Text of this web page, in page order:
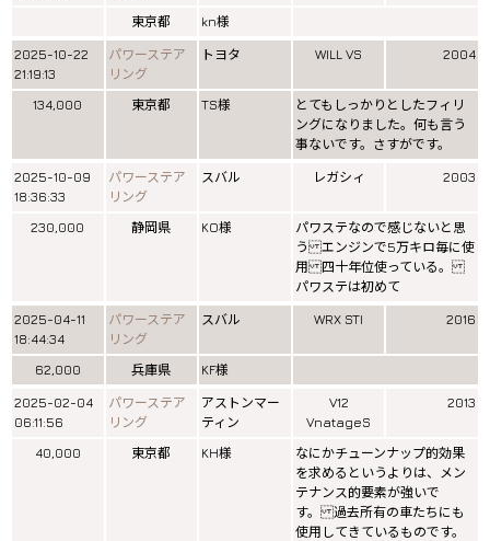
東京都
kn様
2025-10-22
21:19:13
パワーステア
リング
トヨタ WILL VS 2004
134,000 東京都 TS様
とてもしっかりとしたフィリ
ングになりました。何も言う
事ないです。さすがです。
2025-10-09
18:36:33
パワーステア
リング
スバル レガシィ 2003
230,000 静岡県 KO様
パワステなので感じないと思
う エンジンで5万キロ毎に使
用 四十年位使っている。
パワステは初めて
2025-04-11
18:44:34
パワーステア
リング
スバル WRX STI 2016
62,000 兵庫県
KF様
2025-02-04
06:11:56
パワーステア
リング
アストンマー
ティン
V12
VnatageS
2013
40,000 東京都 KH様
なにかチューンナップ的効果
を求めるというよりは、メン
テナンス的要素が強いで
す。 過去所有の車たちにも
使用してきているものです。